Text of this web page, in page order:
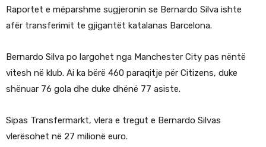
Raportet e mëparshme sugjeronin se Bernardo Silva ishte
afër transferimit te gjigantët katalanas Barcelona.
Bernardo Silva po largohet nga Manchester City pas nëntë
vitesh në klub. Ai ka bërë 460 paraqitje për Citizens, duke
shënuar 76 gola dhe duke dhënë 77 asiste.
Sipas Transfermarkt, vlera e tregut e Bernardo Silvas
vlerësohet në 27 milionë euro.